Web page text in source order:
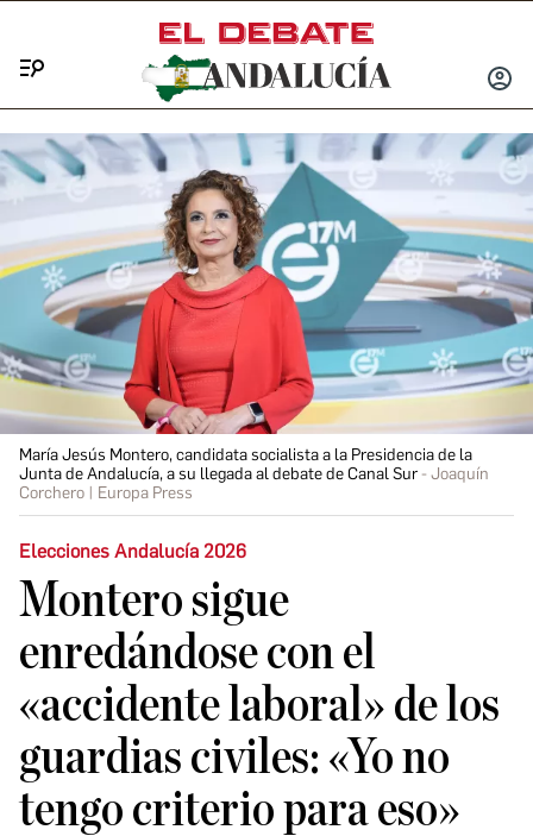
INICIAR
María Jesús Montero, candidata socialista a la Presidencia de la
Junta de Andalucía, a su llegada al debate de Canal Sur
Joaquín
Corchero | Europa Press
Elecciones Andalucía 2026
Montero sigue
enredándose con el
«accidente laboral» de los
guardias civiles: «Yo no
tengo criterio para eso»